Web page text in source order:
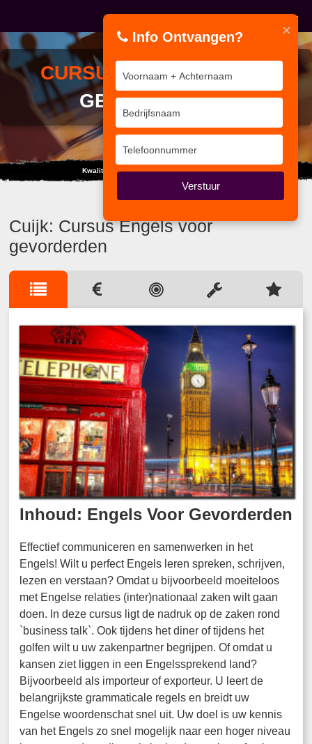
CURSUSENGELS VOOR
GEVORDERDEN
Kwaliteit van Interne Auditor tot Coördinator
Cuijk: Cursus Engels voor
gevorderden
Inhoud: Engels Voor Gevorderden
Effectief communiceren en samenwerken in het
Engels! Wilt u perfect Engels leren spreken, schrijven,
lezen en verstaan? Omdat u bijvoorbeeld moeiteloos
met Engelse relaties (inter)nationaal zaken wilt gaan
doen. In deze cursus ligt de nadruk op de zaken rond
`business talk`. Ook tijdens het diner of tijdens het
golfen wilt u uw zakenpartner begrijpen. Of omdat u
kansen ziet liggen in een Engelssprekend land?
Bijvoorbeeld als importeur of exporteur. U leert de
belangrijkste grammaticale regels en breidt uw
Engelse woordenschat snel uit. Uw doel is uw kennis
van het Engels zo snel mogelijk naar een hoger niveau
×
Info Ontvangen?
Verstuur